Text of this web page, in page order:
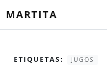
MARTITA
ETIQUETAS: JUGOS